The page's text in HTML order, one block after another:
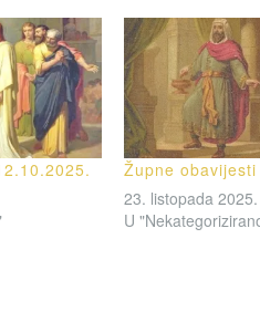
Župne
23. listopada 2025.
U